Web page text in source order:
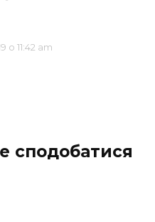
о 11:42 am
сподобатися